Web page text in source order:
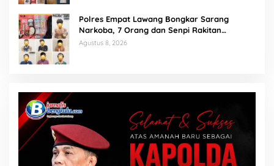
Polres Empat Lawang Bongkar Sarang
Narkoba, 7 Orang dan Senpi Rakitan
Diamankan
Agustus 8, 2026